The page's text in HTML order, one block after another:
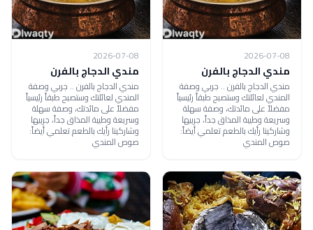
2026-07-08
مندي الدجاج بالفرن
مندي الدجاج بالفرن .. جربي وصفة
المندي لعائلتك وستصبح طبقاً رئيسياً
مفضلاً على مائدتك، وصفة سهلة
وسريعة وطيبة المذاق جداً، جربيها
وشاركينا رأيك بالطعم تعلمي أيضاً:
صوص المندي
2026-07-08
مندي الدجاج بالفرن
مندي الدجاج بالفرن .. جربي وصفة
المندي لعائلتك وستصبح طبقاً رئيسياً
مفضلاً على مائدتك، وصفة سهلة
وسريعة وطيبة المذاق جداً، جربيها
وشاركينا رأيك بالطعم تعلمي أيضاً:
صوص المندي